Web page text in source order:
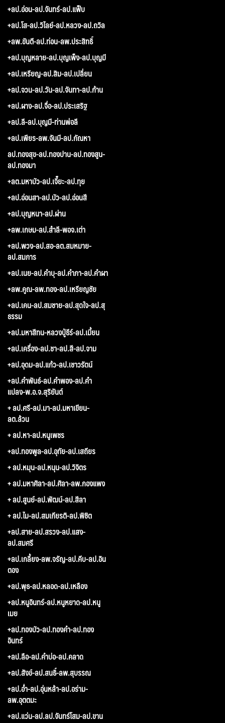
+ลป.อ่อน-ลป.จันทร์-ลป.แฟ็บ
+ลป.โส-ลป.วิไลย์-ลป.หลวง-ลป.ถวิล
+ลพ.ขันตี-ลป.ท่อน-ลพ.ประสิทธิ์
+ลป.บุญหลาย-ลป.บุญเพ็ง-ลป.บุญมี
+ลป.เหรียญ-ลป.สิม-ลป.เปลี่ยน
+ลป.จวน-ลป.วัน-ลป.จันทา-ลป.ก้าน
+ลป.ผาง-ลป.จื่อ-ลป.ประเสริฐ
+ลป.ลี-ลป.บุญมี-ท่านพ่อลี
+ลป.เพียร-ลพ.จันมี-ลป.กัณหา
ลป.ทองสุข-ลป.ทองปาน-ลป.ทองสูน-
ลป.ทองมา
+ลต.มหาบัว-ลป.เจี๊ยะ-ลป.ทุย
+ลป.อ่อนสา-ลป.บัว-ลป.อ่อนสี
+ลป.บุญหนา-ลป.ผ่าน
+ลพ.เกษม-ลป.สำลี-พอจ.เต่า
+ลป.พวง-ลป.สอ-ลต.สมหมาย-
ลป.สมภาร
+ลป.เนย-ลป.คำบุ-ลป.คำภา-ลป.คำผา
+ลพ.คูณ-ลพ.ทอง-ลป.เหรียญชัย
+ลป.เคน-ลป.สมชาย-ลป.สุดใจ-ลป.สุ
ธรรม
+ลป.มหาสีทน-หลวงปู่ธีร์-ลป.เมี้ยน
+ลป.เครื่อง-ลป.ชา-ลป.สี-ลป.จาม
+ลป.อุดม-ลป.แก้ว-ลป.เชาวรัตน์
+ลป.คำพันธ์-ลป.คำพอง-ลป.คำ
แปลง-พ.อ.จ.สุริยันต์
+ ลป.ศรี-ลป.มา-ลป.มหาเขียน-
ลต.ล้วน
+ ลป.หา-ลป.หนูเพชร
+ลป.ทองพูล-ลป.อุทัย-ลป.เสถียร
+ ลป.หมุน-ลป.หนุน-ลป.วิจิตร
+ ลป.มหาศิลา-ลป.ศิลา-ลพ.กองแพง
+ ลป.สูนย์-ลป.พัฒน์-ลป.สีลา
+ ลป.ไม-ลป.สมเกียรติ-ลป.พิชิต
+ลป.สาย-ลป.สรวง-ลป.แสง-
ลป.สมศรี
+ลป.เกลี้ยง-ลพ.จรัญ-ลป.คีบ-ลป.อิน
ตอง
+ลป.พุธ-ลป.หลอด-ลป.เหลือง
+ลป.หนูอินทร์-ลป.หนูหยาด-ลป.หนู
เมย
+ลป.ทองบัว-ลป.ทองคำ-ลป.ทอง
อินทร์
+ลป.ลือ-ลป.คำบ่อ-ลป.คลาด
+ลป.สังข์-ลป.สนธิ์-ลพ.สุบรรณ
+ลป.อ่ำ-ลป.อุ่นหล้า-ลป.อร่าม-
ลพ.อุตตมะ
+ลป.แว่น-ลป.ลป.จันทร์โสม-ลป.ขาน